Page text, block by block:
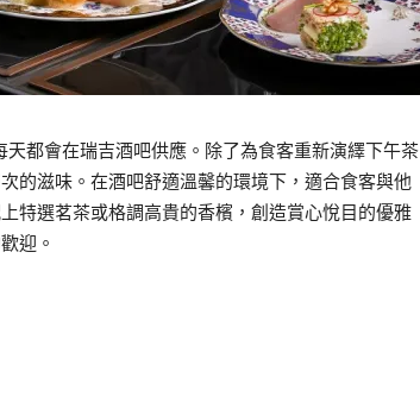
天都會在瑞吉酒吧供應。除了為食客重新演繹下午茶
的滋味。在酒吧舒適溫馨的環境下，適合食客與他
特選茗茶或格調高貴的香檳，創造賞心悅目的優雅
迎。